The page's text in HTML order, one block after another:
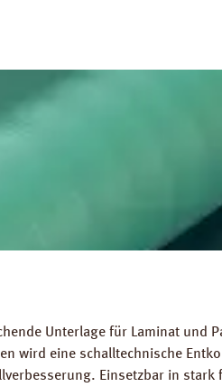
Unterlage für Laminat und
wird eine schalltechnische
Einsetzbar in stark